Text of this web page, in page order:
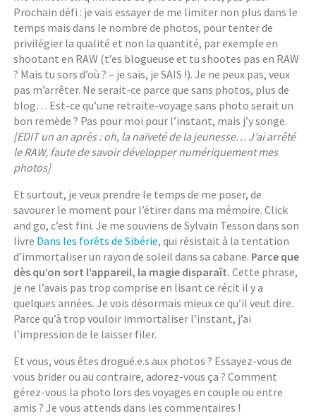
Prochain défi : je vais essayer de me limiter non plus dans le
temps mais dans le nombre de photos, pour tenter de
privilégier la qualité et non la quantité, par exemple en
shootant en RAW (t’es blogueuse et tu shootes pas en RAW
? Mais tu sors d’où ? – je sais, je SAIS !). Je ne peux pas, veux
pas m’arrêter. Ne serait-ce parce que sans photos, plus de
blog… Est-ce qu’une retraite-voyage sans photo serait un
bon remède ? Pas pour moi pour l’instant, mais j’y songe.
[EDIT un an après : oh, la naïveté de la jeunesse… J’ai arrêté
le RAW, faute de savoir développer numériquement mes
photos]
Et surtout, je veux prendre le temps de me poser, de
savourer le moment pour l’étirer dans ma mémoire. Click
and go, c’est fini. Je me souviens de Sylvain Tesson dans son
livre Dans les forêts de Sibérie, qui résistait à la tentation
d’immortaliser un rayon de soleil dans sa cabane. Parce que
dès qu’on sort l’appareil, la magie disparaît. Cette phrase,
je ne l’avais pas trop comprise en lisant ce récit il y a
quelques années. Je vois désormais mieux ce qu’il veut dire.
Parce qu’à trop vouloir immortaliser l’instant, j’ai
l’impression de le laisser filer.
Et vous, vous êtes drogué.e.s aux photos ? Essayez-vous de
vous brider ou au contraire, adorez-vous ça ? Comment
gérez-vous la photo lors des voyages en couple ou entre
amis ? Je vous attends dans les commentaires !